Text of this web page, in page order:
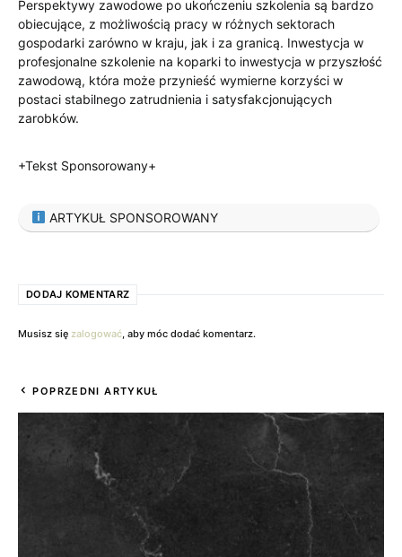
Perspektywy zawodowe po ukończeniu szkolenia są bardzo
obiecujące, z możliwością pracy w różnych sektorach
gospodarki zarówno w kraju, jak i za granicą. Inwestycja w
profesjonalne szkolenie na koparki to inwestycja w przyszłość
zawodową, która może przynieść wymierne korzyści w
postaci stabilnego zatrudnienia i satysfakcjonujących
zarobków.
+Tekst Sponsorowany+
ARTYKUŁ SPONSOROWANY
DODAJ KOMENTARZ
Musisz się zalogować, aby móc dodać komentarz.
POPRZEDNI ARTYKUŁ